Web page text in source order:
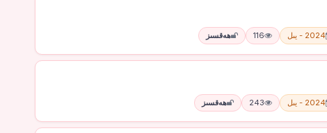
2024 - يىل 116 ھەقسىز
2024 - يىل 243 ھەقسىز